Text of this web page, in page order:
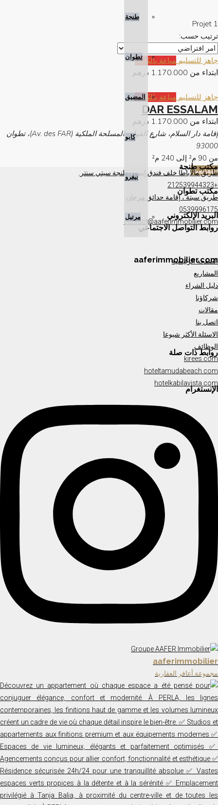
طنجة
تطوان
المضيق
كابو
نيغرو
مرتيل
1 Projet
ترتيب حسب:
جاهز للتسليم مباعة بالكامل
ابتداء من 1.170.000 درهم
جاهز للتسليم مباعة بالكامل
DAR ESSALAM
ابتداء من 1.170.000 درهم
إقامة دار السلام، شارع القوات المسلحة الملكية (Av. des FAR)، تطوان
93000
من 90 م² إلى 240
م²
التفاصيل
مكتب طنجة
طريق مالاباطا خلف فندق إيبيس طنجة سيتي سنتر.
+212539944323
مكتب تطوان
طريق سبتة ، إقامة حدائق مرجان
0539996175
البريد الإلكتروني
contact@aaferimmobilier.com
روابط التواصل الاجتماعي
aaferimmobilier.com
الصفحة الرئيسية
المشاريع
دليل الشراء
شركاؤنا
مقالات
اتصل بنا
الاسئلة الأكثر شيوعا
الوظائف
روابط ذات صلة
kirees.com
hoteltamudabeach.com
hotelkabilavista.com
الإنستغرام
aaferimmobilier
مجموعة أعافر العقارية